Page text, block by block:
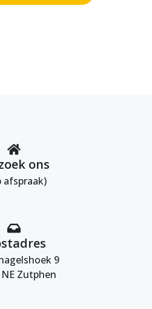
ons
afspraak)
9
Zutphen